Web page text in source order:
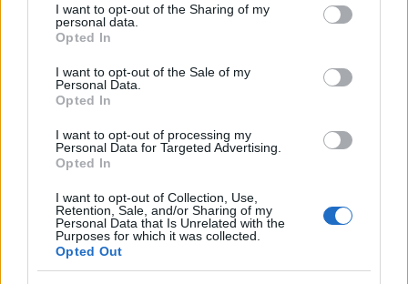
not limited to your visit or usage behaviour. You may click to
grant or deny consent to Google and its third-party tags to
use your data for below specified purposes in below Google
consent section.
I want to opt-out of the Sharing of my
personal data.
Opted In
I want to opt-out of the Sale of my
Personal Data.
Opted In
I want to opt-out of processing my
Personal Data for Targeted Advertising.
Opted In
I want to opt-out of Collection, Use,
Retention, Sale, and/or Sharing of my
Personal Data that Is Unrelated with the
Purposes for which it was collected.
Opted Out